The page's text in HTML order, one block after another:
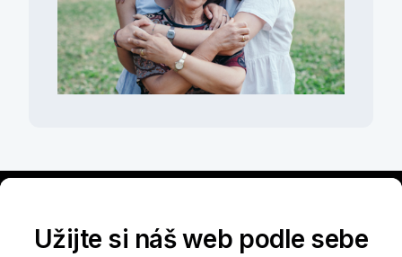
Užijte si náš web podle sebe